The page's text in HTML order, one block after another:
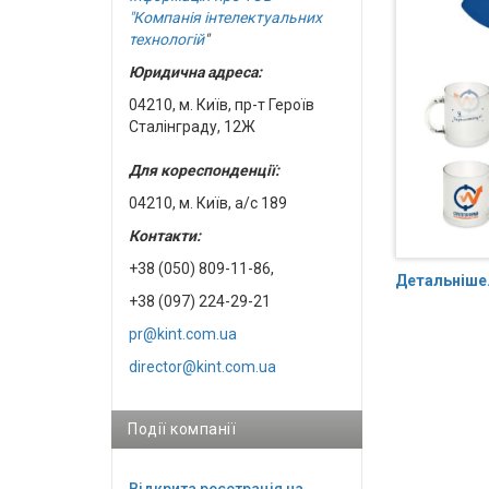
"Компанія інтелектуальних
технологій"
Юридична адреса:
04210, м. Київ, пр-т Героїв
Сталінграду, 12Ж
Для кореспонденції:
04210, м. Київ, а/с 189
Контакти:
+38 (050) 809-11-86,
+38 (097) 224-29-21
pr@kint.com.ua
director@kint.com.ua
Події компанії